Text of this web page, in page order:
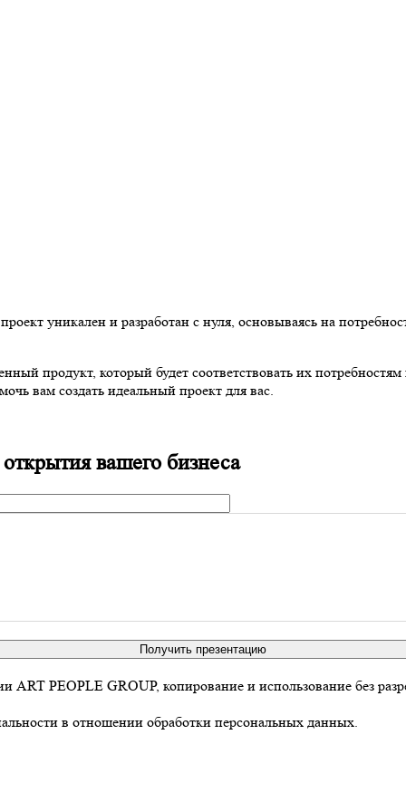
уникален и разработан с нуля, основываясь на
продукт, который будет соответствовать их
вам создать идеальный проект для вас.
вашего бизнеса
Получить презентацию
ART PEOPLE GROUP, копирование и использование без
в отношении обработки персональных данных.